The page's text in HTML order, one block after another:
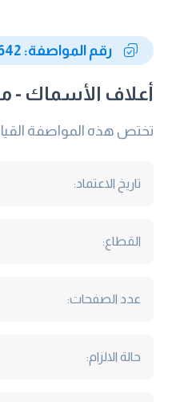
رقم المواصفة: 6642 / 2008
أعلاف الأسماك -
تختص هذه المواصفة
تاريخ الاعتماد:
القطاع:
عدد الصفحات:
حالة الالزام: